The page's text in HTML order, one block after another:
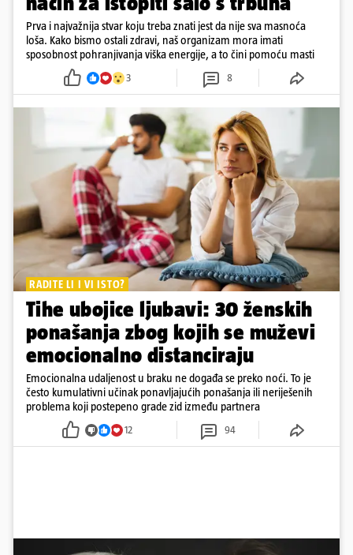
Prva i najvažnija stvar koju treba znati jest da nije sva masnoća
loša. Kako bismo ostali zdravi, naš organizam mora imati
sposobnost pohranjivanja viška energije, a to čini pomoću masti
3 8
RADITE LI I VI ISTO?
Tihe ubojice ljubavi: 30 ženskih
ponašanja zbog kojih se muževi
emocionalno distanciraju
Emocionalna udaljenost u braku ne događa se preko noći. To je
često kumulativni učinak ponavljajućih ponašanja ili neriješenih
problema koji postepeno grade zid između partnera
12 94